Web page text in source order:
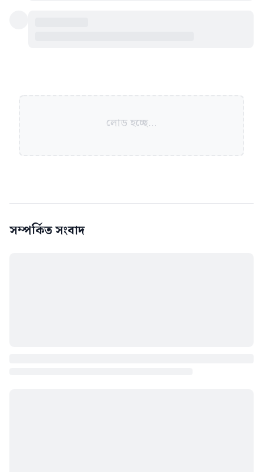
লোড হচ্ছে...
সম্পর্কিত সংবাদ